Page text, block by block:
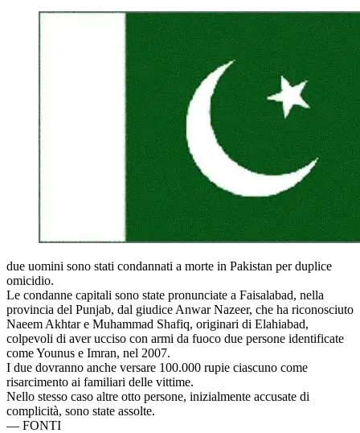
due uomini sono stati condannati a morte in Pakistan per duplice
omicidio.
Le condanne capitali sono state pronunciate a Faisalabad, nella
provincia del Punjab, dal giudice Anwar Nazeer, che ha riconosciuto
Naeem Akhtar e Muhammad Shafiq, originari di Elahiabad,
colpevoli di aver ucciso con armi da fuoco due persone identificate
come Younus e Imran, nel 2007.
I due dovranno anche versare 100.000 rupie ciascuno come
risarcimento ai familiari delle vittime.
Nello stesso caso altre otto persone, inizialmente accusate di
complicità, sono state assolte.
— FONTI